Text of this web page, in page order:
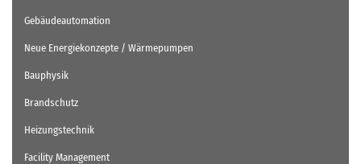
Gebäudeautomation
Neue Energiekonzepte / Wärmepumpen
Bauphysik
Brandschutz
Heizungstechnik
Facility Management